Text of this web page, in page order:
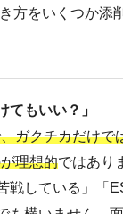
方をいくつか添
てもいい？」
ガクチカだけで
理想的ではあり
戦している」「